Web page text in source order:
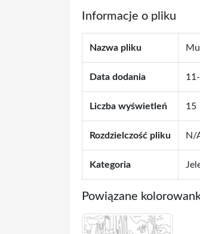
Informacje o pliku
Nazwa pliku
Data dodania
Liczba wyświetleń 15
Rozdzielczość pliku N/
Kategoria
Powiązane